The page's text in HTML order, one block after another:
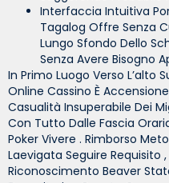
Interfaccia Intuitiva
Tagalog Offre Senza
Lungo Sfondo Dello
Senza Avere Bisogno
In Primo Luogo Verso L’alto
Online Cassino È
Casualità Insuperabile Dei
Con Tutto Dalle Fascia
Poker Vivere . Rimborso
Laevigata Seguire Requisito
Riconoscimento Beaver